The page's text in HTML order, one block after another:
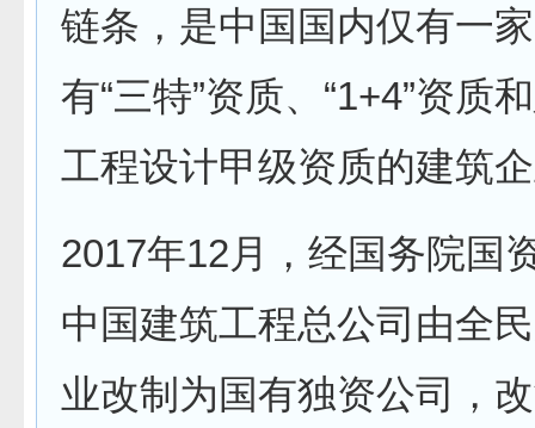
链条，是中国国内仅有一
有“三特”资质、“1+4”资质
工程设计甲级资质的建筑
2017年12月，经国务院国
中国建筑工程总公司由全
业改制为国有独资公司，